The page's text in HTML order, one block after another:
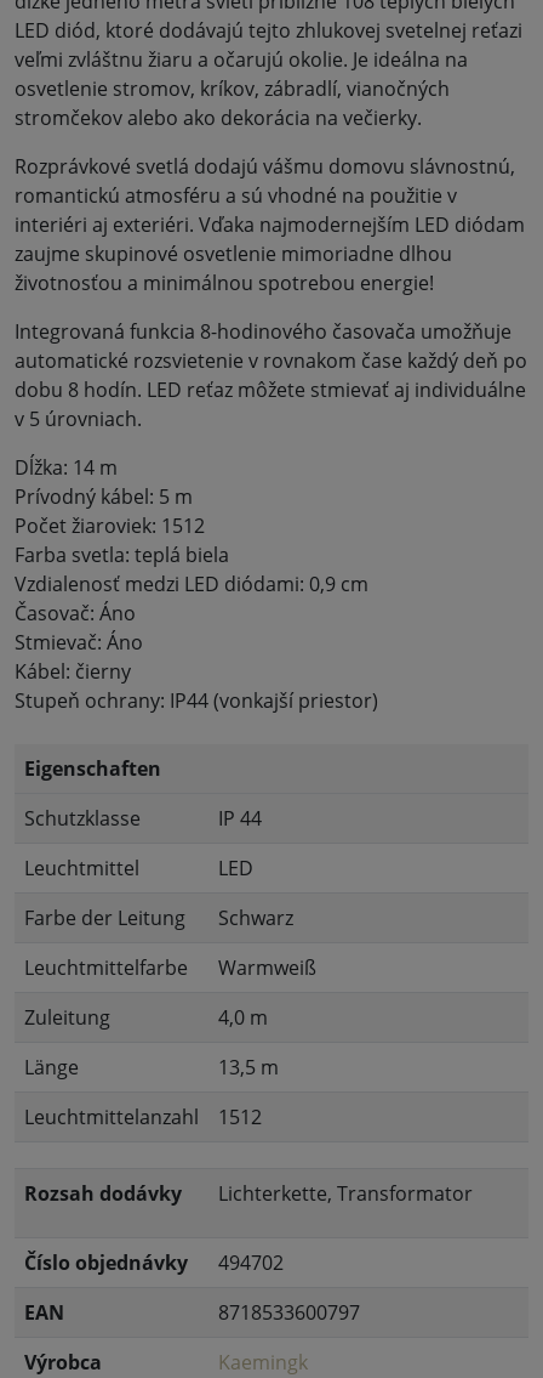
LED diód, ktoré dodávajú tejto zhlukovej svetelnej reťazi
veľmi zvláštnu žiaru a očarujú okolie. Je ideálna na
osvetlenie stromov, kríkov, zábradlí, vianočných
stromčekov alebo ako dekorácia na večierky.
Rozprávkové svetlá dodajú vášmu domovu slávnostnú,
romantickú atmosféru a sú vhodné na použitie v
interiéri aj exteriéri. Vďaka najmodernejším LED diódam
zaujme skupinové osvetlenie mimoriadne dlhou
životnosťou a minimálnou spotrebou energie!
Integrovaná funkcia 8-hodinového časovača umožňuje
automatické rozsvietenie v rovnakom čase každý deň po
dobu 8 hodín. LED reťaz môžete stmievať aj individuálne
v 5 úrovniach.
Dĺžka: 14 m
Prívodný kábel: 5 m
Počet žiaroviek: 1512
Farba svetla: teplá biela
Vzdialenosť medzi LED diódami: 0,9 cm
Časovač: Áno
Stmievač: Áno
Kábel: čierny
Stupeň ochrany: IP44 (vonkajší priestor)
Eigenschaften
Schutzklasse
IP 44
Leuchtmittel
LED
Farbe der Leitung
Schwarz
Leuchtmittelfarbe
Warmweiß
Zuleitung
4,0 m
Länge
13,5 m
Leuchtmittelanzahl
1512
Rozsah dodávky Lichterkette, Transformator
Číslo objednávky
494702
EAN
8718533600797
Výrobca
Kaemingk